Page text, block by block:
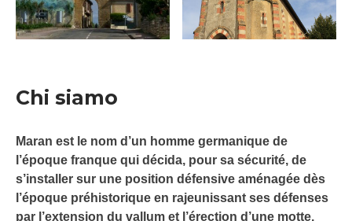
Chi siamo
Maran est le nom d’un homme germanique de
l’époque franque qui décida, pour sa sécurité, de
s’installer sur une position défensive aménagée dès
l’époque préhistorique en rajeunissant ses défenses
par l’extension du vallum et l’érection d’une motte.